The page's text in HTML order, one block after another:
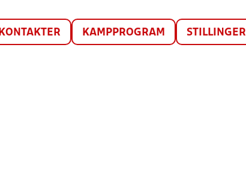
KONTAKTER KAMPPROGRAM STILLINGER